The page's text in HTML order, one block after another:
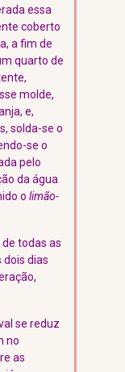
essa
coberto
a fim de
quarto de
molde,
e,
solda-se o
se o
pelo
da água
o limão-
todas as
dois dias
se reduz
no
as